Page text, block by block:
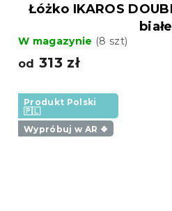
Łóżko IKAROS
białe
W magazynie (8 szt)
od 313 zł
Produkt Polski
🇵🇱
Wypróbuj w AR ❖